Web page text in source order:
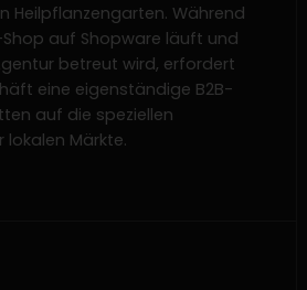
Heilpflanzengarten. Während
auf Shopware läuft und
betreut wird, erfordert
eine eigenständige B2B-
auf die speziellen
Märkte.